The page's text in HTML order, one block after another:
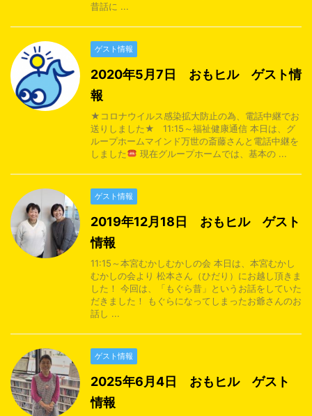
昔話に ...
ゲスト情報
2020年5月7日 おもヒル ゲスト情
報
★コロナウイルス感染拡大防止の為、電話中継でお
送りしました★ 11:15～福祉健康通信 本日は、グ
ループホームマインド万世の斎藤さんと電話中継を
しました
現在グループホームでは、基本の ...
ゲスト情報
2019年12月18日 おもヒル ゲスト
情報
11:15～本宮むかしむかしの会 本日は、本宮むかし
むかしの会より 松本さん（ひだり）にお越し頂きま
した！ 今回は、「もぐら昔」というお話をしていた
だきました！ もぐらになってしまったお爺さんのお
話し ...
ゲスト情報
2025年6月4日 おもヒル ゲスト
情報